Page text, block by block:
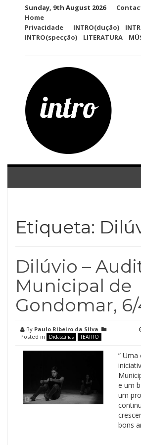
Sunday, 9th August 2026
Home
Privacidade
INTRO(dução)
INTRO(specção)
LITERATURA
Etiqueta:
Dilúvio –
Municipal de
Gondomar, 6/
By Paulo Ribeiro da Silva
Posted in
Didascálias TEATRO
” Uma
e um
um
bons